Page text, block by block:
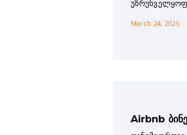
March 24, 2025
Airbnb